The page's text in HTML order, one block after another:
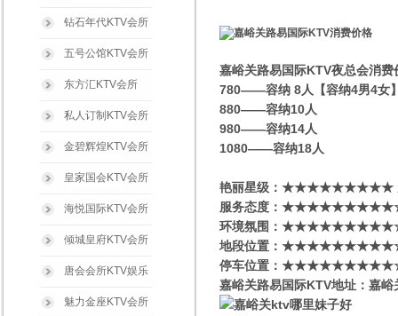
嘉峪关路易国际KTV夜总会消费
780——容纳 8人【容纳4男4女
880——容纳10人
980——容纳14人
1080——容纳18人
艳丽星级​‌‌：★★★★★★★★★
服务态度：★★★★★★★★★☆
环境氛围：★★★★★★★★★☆
地段位置：★★★★★★★★★☆
停车位置：★★★★★★★★★☆
嘉峪关路易国际KTV地址：嘉
钻石年代KTV会所
五号公馆KTV会所
东方汇KTV会所
私人订制KTV会所
金碧辉煌KTV会所
皇家国会KTV会所
海悦国际KTV会所
倾城皇府KTV会所
唐会会所KTV娱乐
魅力金座KTV会所